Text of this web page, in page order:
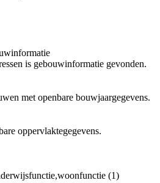
is gebouwinformatie gevonden.
met openbare bouwjaargegevens.
oppervlaktegegevens.
(1)